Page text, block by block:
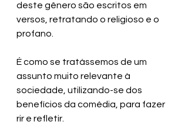
deste gênero são escritos em
versos, retratando o religioso e o
profano.
É como se tratássemos de um
assunto muito relevante à
sociedade, utilizando-se dos
benefícios da comédia, para fazer
rir e refletir.